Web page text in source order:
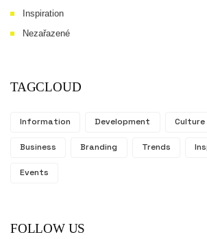
Inspiration
Nezařazené
TAGCLOUD
Information Development Culture
Business Branding Trends
Events
FOLLOW US